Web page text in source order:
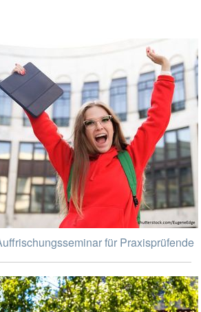
für Praxisprüfende